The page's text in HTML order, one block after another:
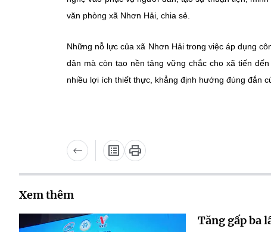
văn phòng xã Nhơn Hải, chia sẻ.
Những nỗ lực của xã Nhơn Hải trong việc áp dụng
dân mà còn tạo nền tảng vững chắc cho xã tiến
nhiều lợi ích thiết thực, khẳng định hướng đúng đắn
Xem thêm
Tăng gấp ba